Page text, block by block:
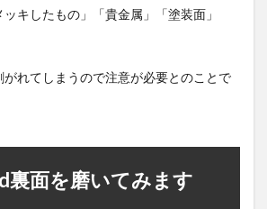
ッキしたもの」「貴金属」「塗装面」
れてしまうので注意が必要とのことで
裏面を磨いてみます